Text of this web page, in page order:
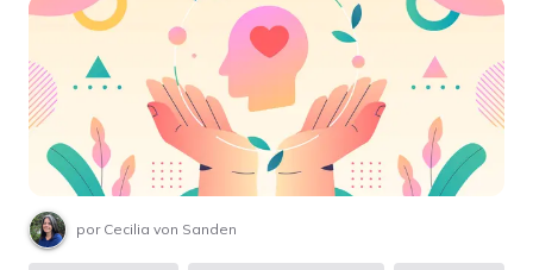
por Cecilia von Sanden